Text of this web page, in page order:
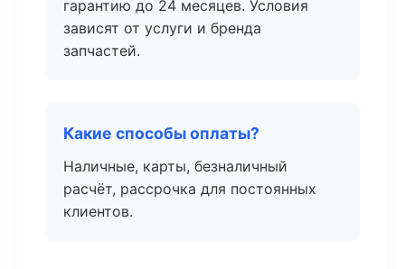
гарантию до 24 месяцев. Условия
зависят от услуги и бренда
запчастей.
Какие способы оплаты?
Наличные, карты, безналичный
расчёт, рассрочка для постоянных
клиентов.